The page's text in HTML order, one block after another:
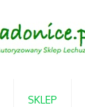
SKLEP